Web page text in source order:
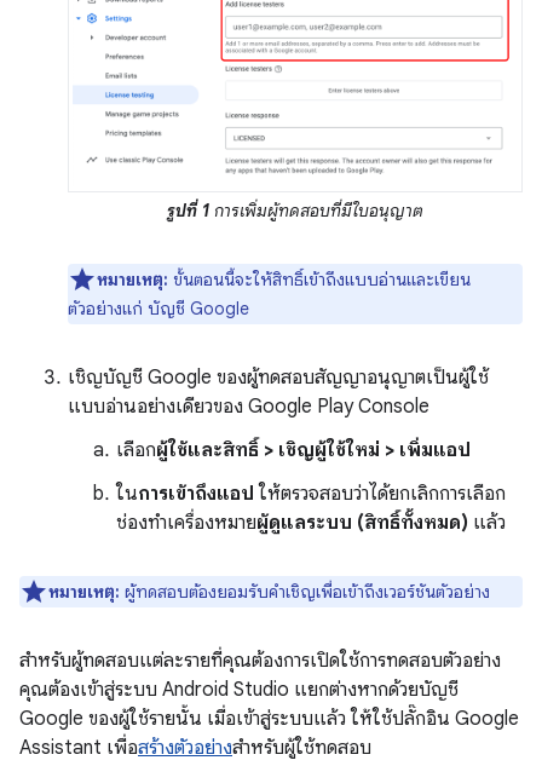
รูปที่ 1 การเพิ่มผู้ทดสอบที่มีใบอนุญาต
หมายเหตุ: ขั้นตอนนี้จะให้สิทธิ์เข้าถึงแบบอ่านและเขียน
ตัวอย่างแก่ บัญชี Google
เชิญบัญชี Google ของผู้ทดสอบสัญญาอนุญาตเป็นผู้ใช้
แบบอ่านอย่างเดียวของ Google Play Console
เลือกผู้ใช้และสิทธิ์ > เชิญผู้ใช้ใหม่ > เพิ่มแอป
ในการเข้าถึงแอป ให้ตรวจสอบว่าได้ยกเลิกการเลือก
ช่องทำเครื่องหมายผู้ดูแลระบบ (สิทธิ์ทั้งหมด) แล้ว
หมายเหตุ: ผู้ทดสอบต้องยอมรับคำเชิญเพื่อเข้าถึงเวอร์ชันตัวอย่าง
สำหรับผู้ทดสอบแต่ละรายที่คุณต้องการเปิดใช้การทดสอบตัวอย่าง
คุณต้องเข้าสู่ระบบ Android Studio แยกต่างหากด้วยบัญชี
Google ของผู้ใช้รายนั้น เมื่อเข้าสู่ระบบแล้ว ให้ใช้ปลั๊กอิน Google
Assistant เพื่อสร้างตัวอย่างสำหรับผู้ใช้ทดสอบ